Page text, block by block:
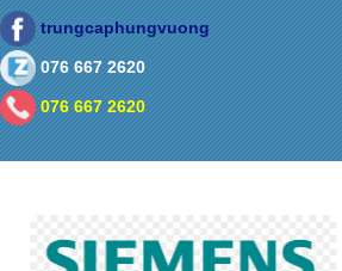
trungcaphungvuong
076 667 2620
076 667 2620